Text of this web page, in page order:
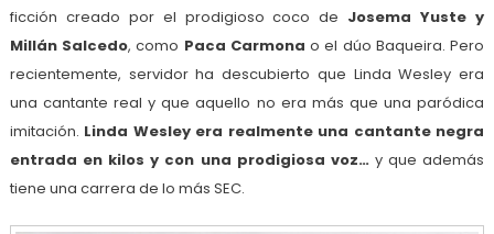
ficción creado por el prodigioso coco de Josema Yuste y
Millán Salcedo, como Paca Carmona o el dúo Baqueira. Pero
recientemente, servidor ha descubierto que Linda Wesley era
una cantante real y que aquello no era más que una paródica
imitación. Linda Wesley era realmente una cantante negra
entrada en kilos y con una prodigiosa voz…y que además
tiene una carrera de lo más SEC.